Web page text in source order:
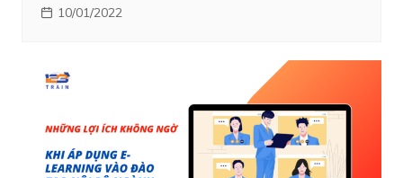
10/01/2022